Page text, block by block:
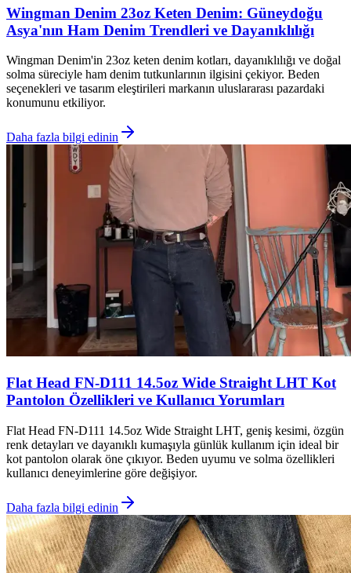
Wingman Denim 23oz Keten Denim: Güneydoğu
Asya'nın Ham Denim Trendleri ve Dayanıklılığı
Wingman Denim'in 23oz keten denim kotları, dayanıklılığı ve doğal
solma süreciyle ham denim tutkunlarının ilgisini çekiyor. Beden
seçenekleri ve tasarım eleştirileri markanın uluslararası pazardaki
konumunu etkiliyor.
Daha fazla bilgi edinin
Flat Head FN-D111 14.5oz Wide Straight LHT Kot
Pantolon Özellikleri ve Kullanıcı Yorumları
Flat Head FN-D111 14.5oz Wide Straight LHT, geniş kesimi, özgün
renk detayları ve dayanıklı kumaşıyla günlük kullanım için ideal bir
kot pantolon olarak öne çıkıyor. Beden uyumu ve solma özellikleri
kullanıcı deneyimlerine göre değişiyor.
Daha fazla bilgi edinin